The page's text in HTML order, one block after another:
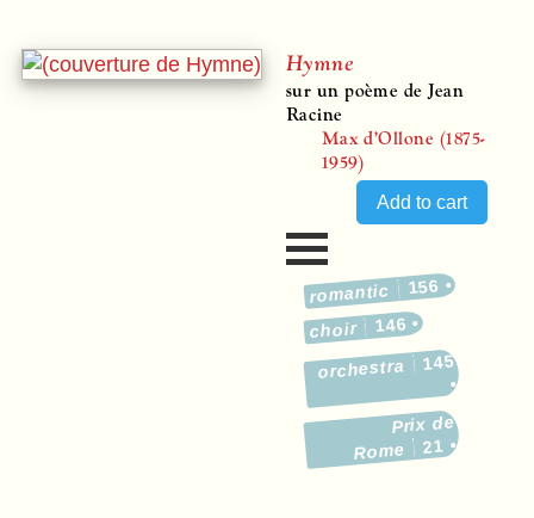
Hymne
sur un poème de Jean
Racine
Max d’Ollone (1875-
1959)
romantic 156
choir 146
orchestra 145
Prix de
Rome 21